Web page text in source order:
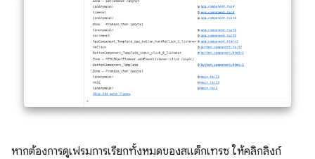
หากต้องการดูเฟรมการเรียกทั้งหมดของสแต็กเทรซ ให้คลิกลิงก์